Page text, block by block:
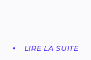
LIRE LA SUITE